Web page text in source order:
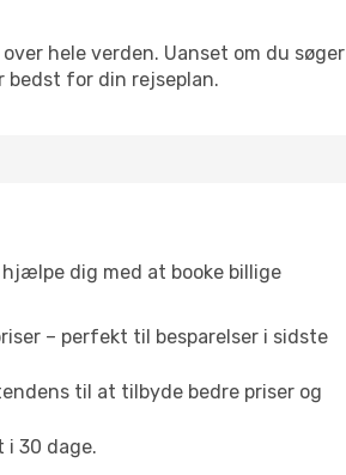
hele verden. Uanset om du søger
bedst for din rejseplan.
dig med at booke billige
– perfekt til besparelser i sidste
til at tilbyde bedre priser og
i 30 dage.